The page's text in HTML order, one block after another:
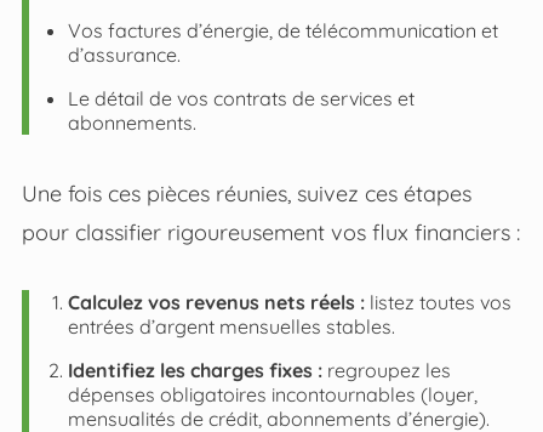
Vos factures d’énergie, de télécommunication et
d’assurance.
Le détail de vos contrats de services et
abonnements.
Une fois ces pièces réunies, suivez ces étapes
pour classifier rigoureusement vos flux financiers :
Calculez vos revenus nets réels :listez toutes vos
entrées d’argent mensuelles stables.
Identifiez les charges fixes :regroupez les
dépenses obligatoires incontournables (loyer,
mensualités de crédit, abonnements d’énergie).